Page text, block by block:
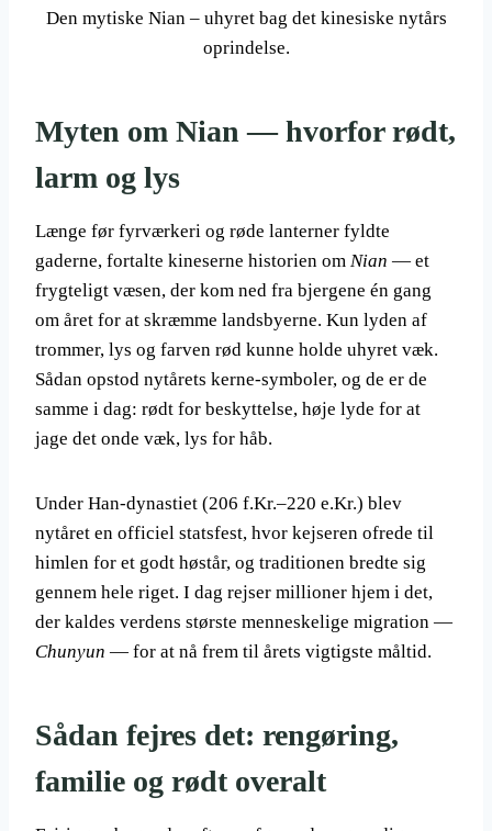
Den mytiske Nian – uhyret bag det kinesiske nytårs
oprindelse.
Myten om Nian — hvorfor rødt,
larm og lys
Længe før fyrværkeri og røde lanterner fyldte
gaderne, fortalte kineserne historien om Nian — et
frygteligt væsen, der kom ned fra bjergene én gang
om året for at skræmme landsbyerne. Kun lyden af
trommer, lys og farven rød kunne holde uhyret væk.
Sådan opstod nytårets kerne-symboler, og de er de
samme i dag: rødt for beskyttelse, høje lyde for at
jage det onde væk, lys for håb.
Under Han-dynastiet (206 f.Kr.–220 e.Kr.) blev
nytåret en officiel statsfest, hvor kejseren ofrede til
himlen for et godt høstår, og traditionen bredte sig
gennem hele riget. I dag rejser millioner hjem i det,
der kaldes verdens største menneskelige migration —
Chunyun — for at nå frem til årets vigtigste måltid.
Sådan fejres det: rengøring,
familie og rødt overalt